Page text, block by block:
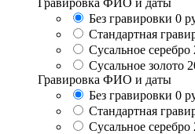
Без гравировки 0
Стандартная
Сусальное серебро
Сусальное золото
Гравировка ФИО и даты
Без гравировки 0
Стандартная
Сусальное серебро